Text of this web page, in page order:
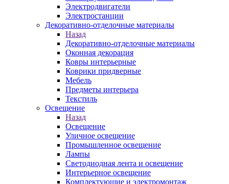
Электродвигатели
Электростанции
Декоративно-отделочные материалы
Назад
Декоративно-отделочные материалы
Оконная декорация
Ковры интерьерные
Коврики придверные
Мебель
Предметы интерьера
Текстиль
Освещение
Назад
Освещение
Уличное освещение
Промышленное освещение
Лампы
Светодиодная лента и освещение
Интерьерное освещение
Комплектующие и электромонтаж